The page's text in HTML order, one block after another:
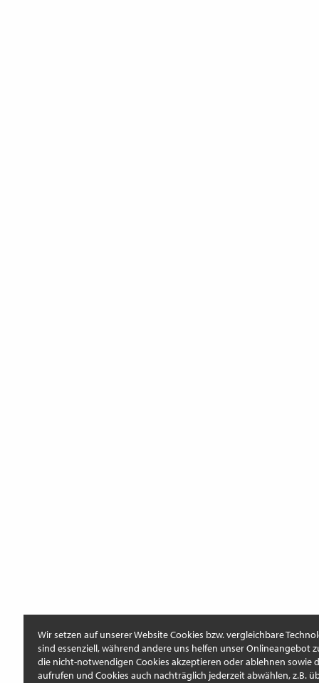
Wir setzen auf unserer Website Cookies bzw. vergleichbare
sind essenziell, während andere uns helfen unser Onlineangebot
die nicht-notwendigen Cookies akzeptieren oder ablehnen sowie
aufrufen und Cookies auch nachträglich jederzeit abwählen, z.B.